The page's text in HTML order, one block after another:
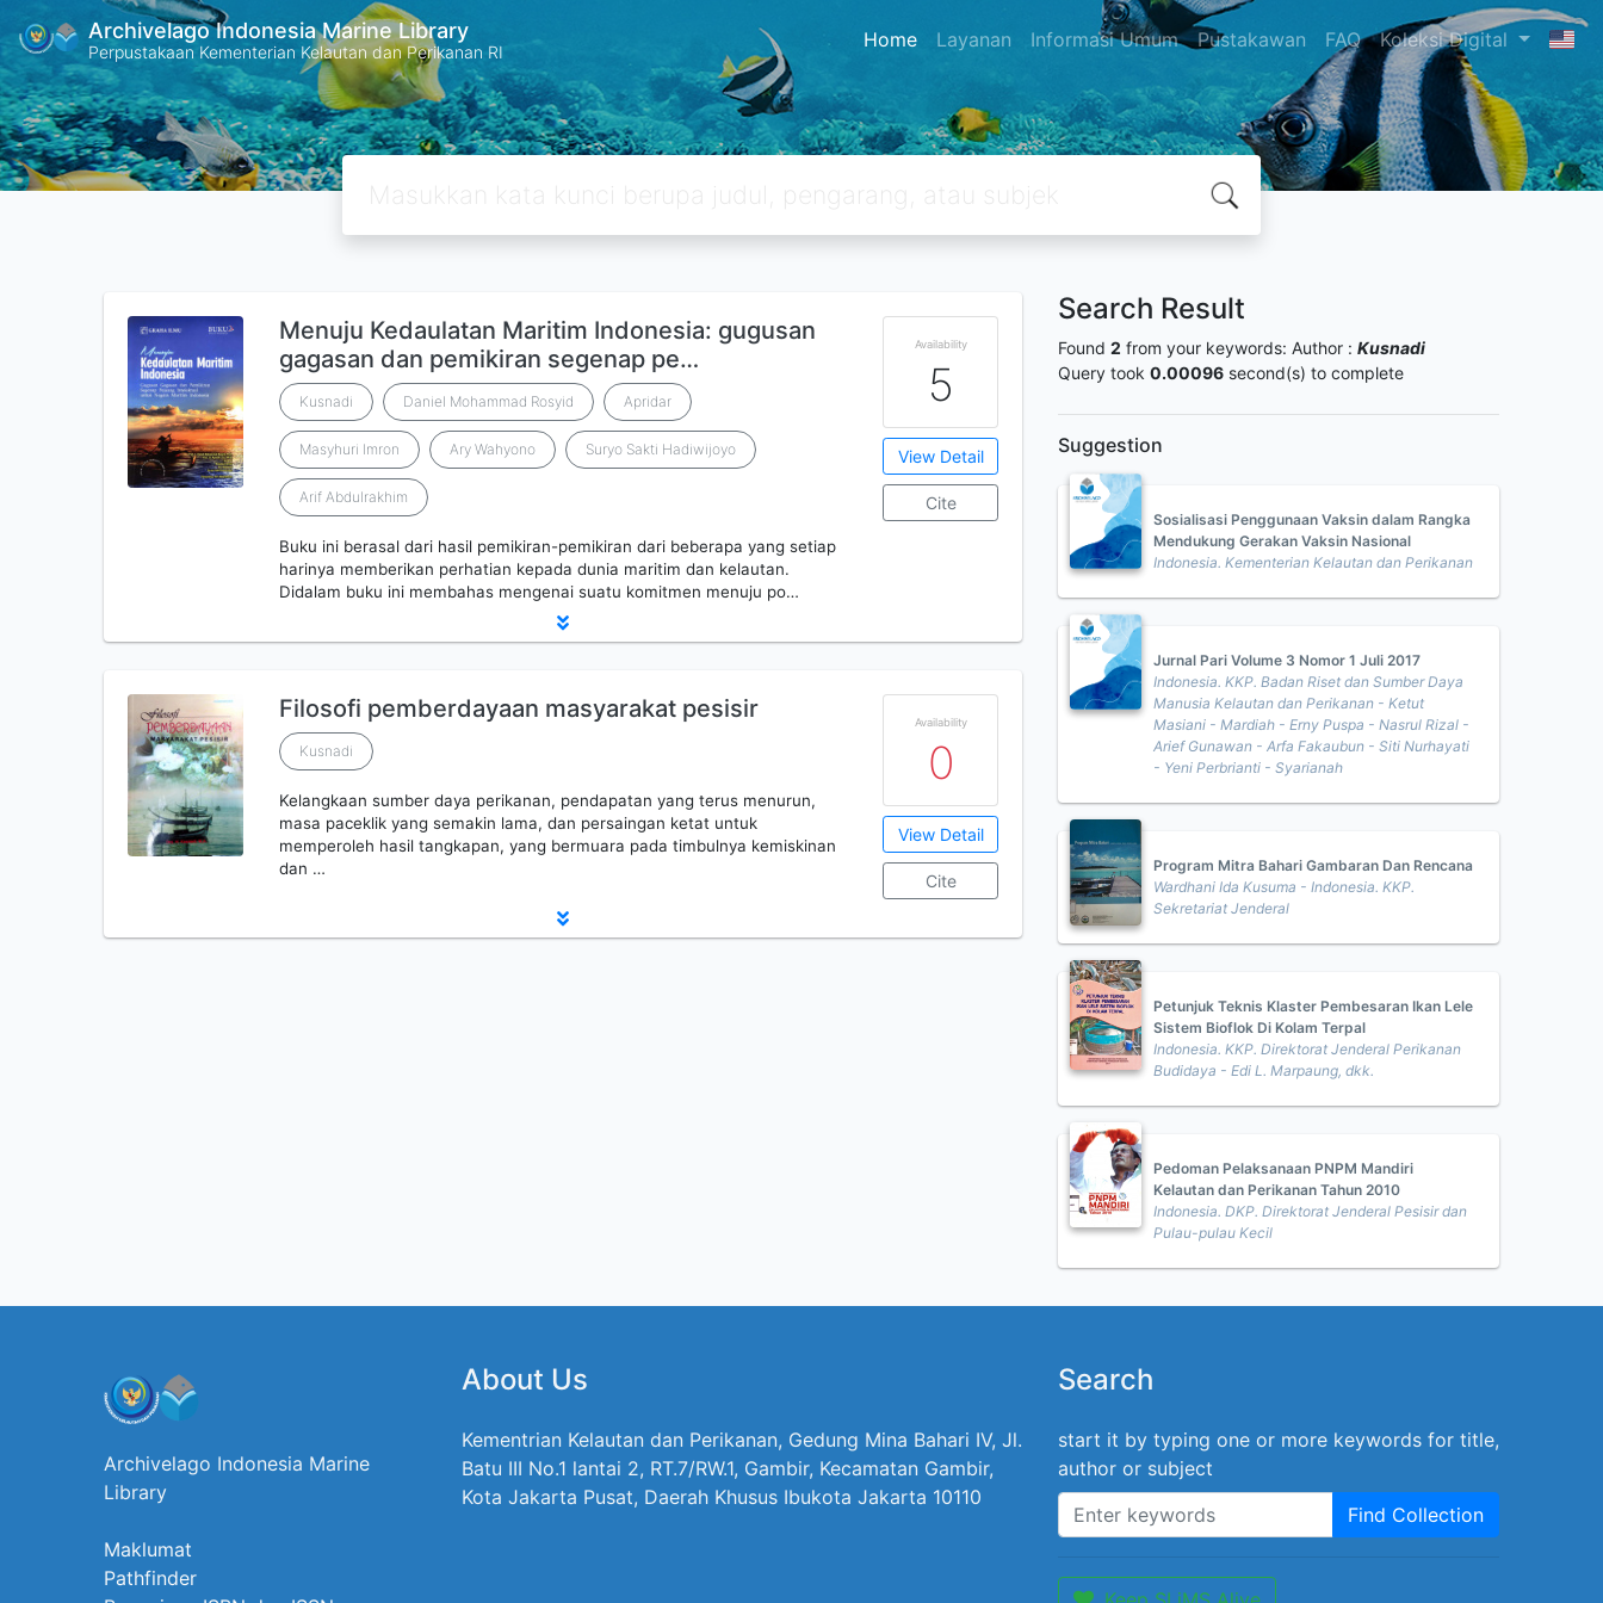
Archivelago Indonesia Marine Library
Perpustakaan Kementerian Kelautan dan Perikanan RI Home Layanan Informasi Umum Pustakawan FAQ Koleksi Digital
Menuju Kedaulatan Maritim Indonesia: gugusan
gagasan dan pemikiran segenap pe…
Kusnadi Daniel Mohammad Rosyid Apridar
Masyhuri Imron Ary Wahyono Suryo Sakti Hadiwijoyo
Arif Abdulrakhim
Buku ini berasal dari hasil pemikiran-pemikiran dari beberapa yang setiap
harinya memberikan perhatian kepada dunia maritim dan kelautan.
Didalam buku ini membahas mengenai suatu komitmen menuju po…
Availability
5
View Detail
Cite
Filosofi pemberdayaan masyarakat pesisir
Kusnadi
Kelangkaan sumber daya perikanan, pendapatan yang terus menurun,
masa paceklik yang semakin lama, dan persaingan ketat untuk
memperoleh hasil tangkapan, yang bermuara pada timbulnya kemiskinan
dan …
Availability
0
View Detail
Cite
Search Result
Found 2 from your keywords: Author : Kusnadi
Query took 0.00096 second(s) to complete
Suggestion
Sosialisasi Penggunaan Vaksin dalam Rangka
Mendukung Gerakan Vaksin Nasional
Indonesia. Kementerian Kelautan dan Perikanan
Jurnal Pari Volume 3 Nomor 1 Juli 2017
Indonesia. KKP. Badan Riset dan Sumber Daya
Manusia Kelautan dan Perikanan - Ketut
Masiani - Mardiah - Erny Puspa - Nasrul Rizal -
Arief Gunawan - Arfa Fakaubun - Siti Nurhayati
- Yeni Perbrianti - Syarianah
Program Mitra Bahari Gambaran Dan Rencana
Wardhani Ida Kusuma - Indonesia. KKP.
Sekretariat Jenderal
Petunjuk Teknis Klaster Pembesaran Ikan Lele
Sistem Bioflok Di Kolam Terpal
Indonesia. KKP. Direktorat Jenderal Perikanan
Budidaya - Edi L. Marpaung, dkk.
Pedoman Pelaksanaan PNPM Mandiri
Kelautan dan Perikanan Tahun 2010
Indonesia. DKP. Direktorat Jenderal Pesisir dan
Pulau-pulau Kecil
Archivelago Indonesia Marine
Library
Maklumat
Pathfinder
About Us
Kementrian Kelautan dan Perikanan, Gedung Mina Bahari IV, Jl.
Batu III No.1 lantai 2, RT.7/RW.1, Gambir, Kecamatan Gambir,
Kota Jakarta Pusat, Daerah Khusus Ibukota Jakarta 10110
Search
start it by typing one or more keywords for title,
author or subject
Find Collection